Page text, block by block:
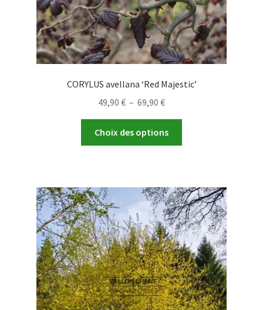
du
produit
CORYLUS avellana ‘Red Majestic’
49,90 € – 69,90 €Plage
de
prix :
49,90 €
Choix des options
variations.
Les
options
peuvent
être
choisies
sur
la
page